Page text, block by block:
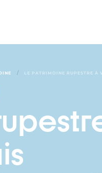
/ LE PATRIMOINE RUPESTRE À